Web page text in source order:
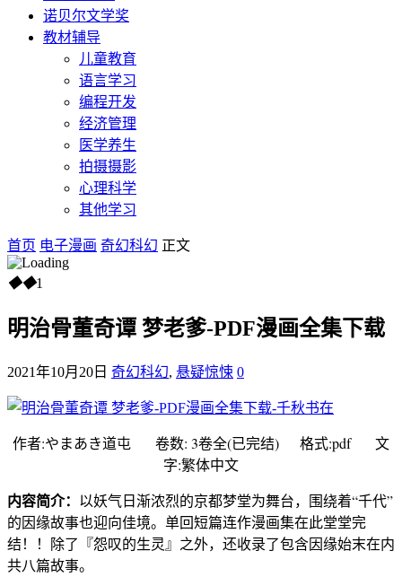
诺贝尔文学奖
教材辅导
儿童教育
语言学习
编程开发
经济管理
医学养生
拍摄摄影
心理科学
其他学习
首页 电子漫画 奇幻科幻 正文
◆◆1
明治骨董奇谭 梦老爹-PDF漫画全集下载
2021年10月20日 奇幻科幻, 悬疑惊悚 0
作者:やまあき道屯 卷数: 3卷全(已完结) 格式:pdf 文
字:繁体中文
内容简介： 以妖气日渐浓烈的京都梦堂为舞台，围绕着“千代”
的因缘故事也迎向佳境。单回短篇连作漫画集在此堂堂完
结！！除了『怨叹的生灵』之外，还收录了包含因缘始末在内
共八篇故事。